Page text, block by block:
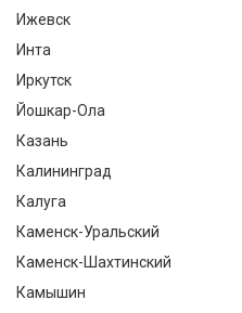
Ижевск
Инта
Иркутск
Йошкар-Ола
Казань
Калининград
Калуга
Каменск-Уральский
Каменск-Шахтинский
Камышин